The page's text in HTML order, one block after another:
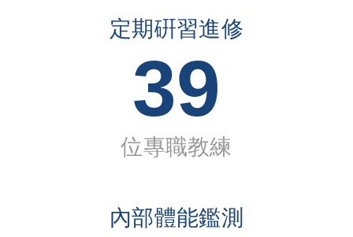
定期硏習進修
39
位專職教練
內部體能鑑測